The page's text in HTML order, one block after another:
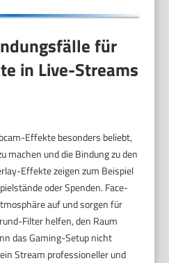
für
in Live-Streams
Effekte besonders beliebt,
machen und die Bindung zu den
Effekte zeigen zum Beispiel
oder Spenden. Face-
auf und sorgen für
Filter helfen, den Raum
das Gaming-Setup nicht
Stream professioneller und